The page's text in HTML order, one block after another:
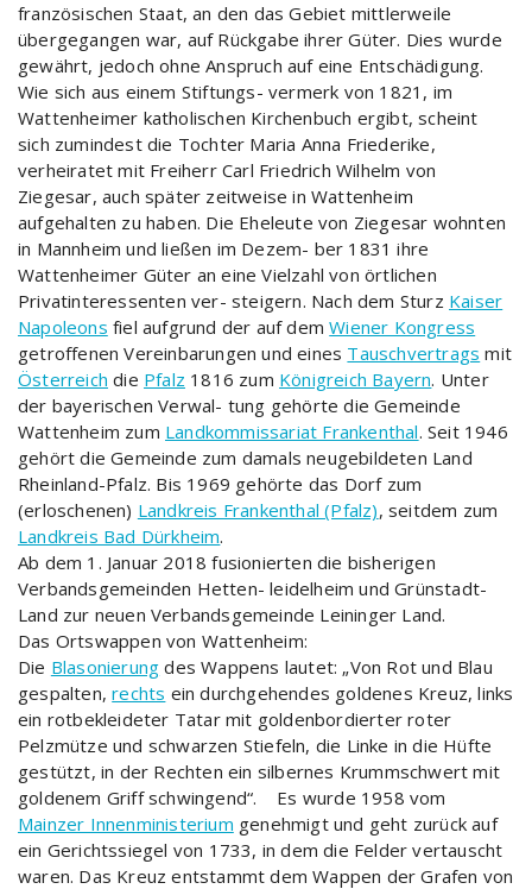
französischen Staat, an den das Gebiet mittlerweile
übergegangen war, auf Rückgabe ihrer Güter. Dies wurde
gewährt, jedoch ohne Anspruch auf eine Entschädigung.
Wie sich aus einem Stiftungs- vermerk von 1821, im
Wattenheimer katholischen Kirchenbuch ergibt, scheint
sich zumindest die Tochter Maria Anna Friederike,
verheiratet mit Freiherr Carl Friedrich Wilhelm von
Ziegesar, auch später zeitweise in Wattenheim
aufgehalten zu haben. Die Eheleute von Ziegesar wohnten
in Mannheim und ließen im Dezem- ber 1831 ihre
Wattenheimer Güter an eine Vielzahl von örtlichen
Privatinteressenten ver- steigern. Nach dem Sturz Kaiser
Napoleons fiel aufgrund der auf demWiener Kongress
getroffenen Vereinbarungen und eines Tauschvertrags mit
Österreich die Pfalz 1816 zum Königreich Bayern. Unter
der bayerischen Verwal- tung gehörte die Gemeinde
Wattenheim zum Landkommissariat Frankenthal. Seit 1946
gehört die Gemeinde zum damals neugebildeten Land
Rheinland-Pfalz. Bis 1969 gehörte das Dorf zum
(erloschenen) Landkreis Frankenthal (Pfalz), seitdem zum
Landkreis Bad Dürkheim.
Ab dem 1. Januar 2018 fusionierten die bisherigen
Verbandsgemeinden Hetten- leidelheim und Grünstadt-
Land zur neuen Verbandsgemeinde Leininger Land.
Das Ortswappen von Wattenheim:
Die Blasonierung des Wappens lautet: „Von Rot und Blau
gespalten,rechts ein durchgehendes goldenes Kreuz, links
ein rotbekleideter Tatar mit goldenbordierter roter
Pelzmütze und schwarzen Stiefeln, die Linke in die Hüfte
gestützt, in der Rechten ein silbernes Krummschwert mit
goldenem Griff schwingend“. Es wurde 1958 vom
Mainzer Innenministerium genehmigt und geht zurück auf
ein Gerichtssiegel von 1733, in dem die Felder vertauscht
waren. Das Kreuz entstammt dem Wappen der Grafen von